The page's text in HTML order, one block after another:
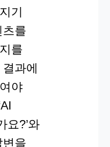
기
를
를
과에
야
요?’와
을